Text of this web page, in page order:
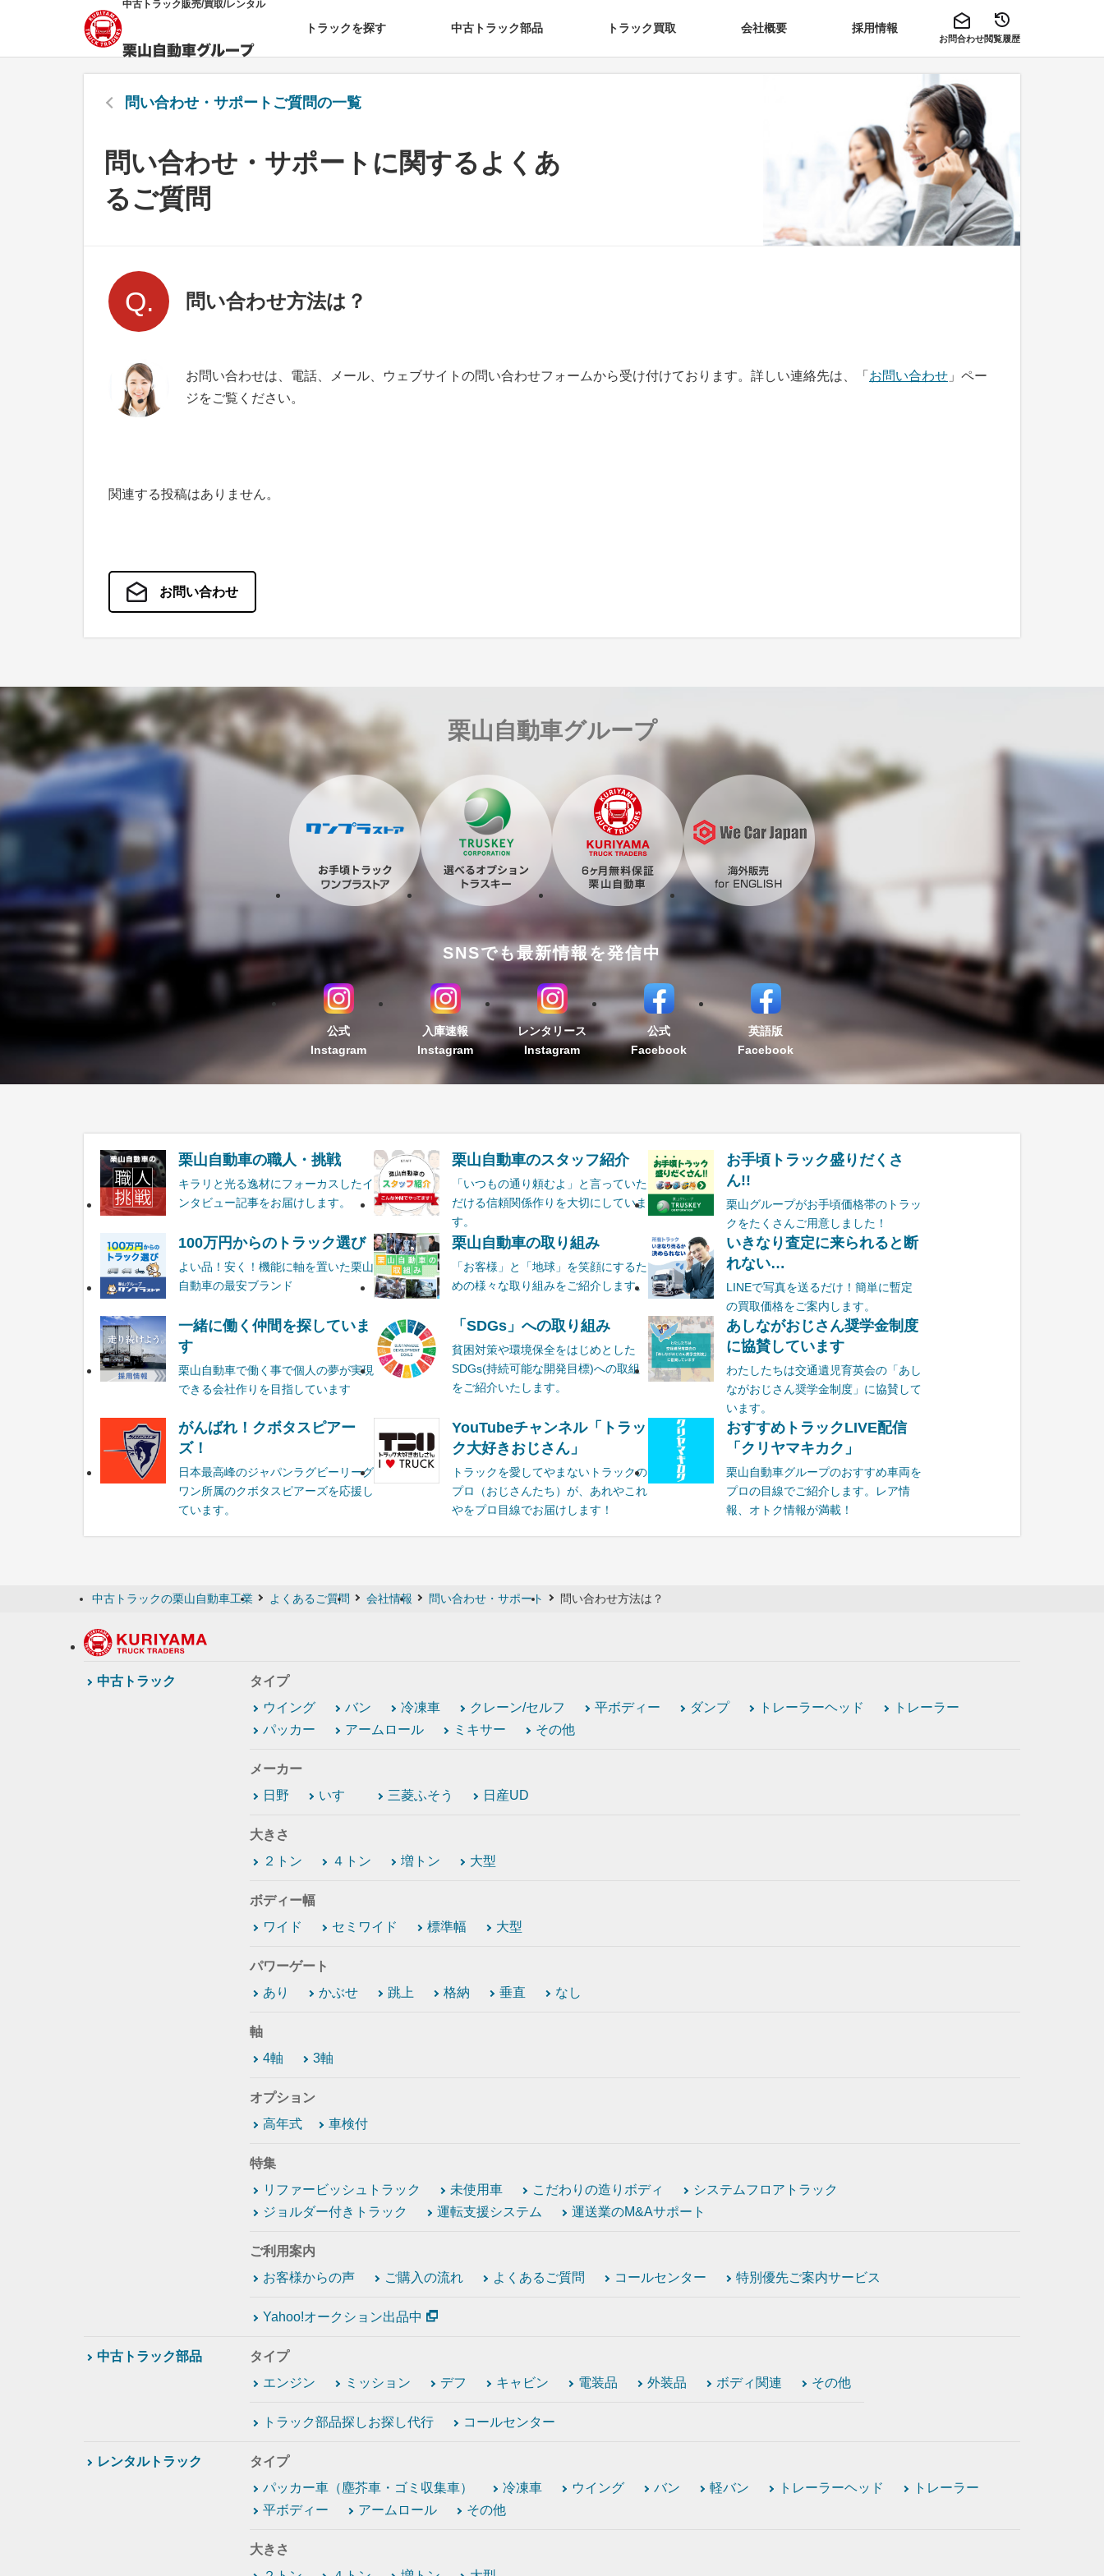
中古トラック販売/買取/レンタル
トラックを探す 中古トラック部品 トラック買取 会社概要 採用情報
お問合わせ閲覧履歴
問い合わせ・サポート ご質問の一覧
問い合わせ・サポートに関するよくあ
るご質問
問い合わせ方法は？
お問い合わせは、電話、メール、ウェブサイトの問い合わせフォームから受け付けております。詳しい連絡先は、「 お問い合わせ 」ペー
ジをご覧ください。
関連する投稿はありません。
お問い合わせ
栗山自動車グループ
SNSでも最新情報を発信中
公式
Instagram
入庫速報
Instagram
レンタリース
Instagram
公式
Facebook
英語版
Facebook
栗山自動車の職人・挑戦
キラリと光る逸材にフォーカスしたイ
ンタビュー記事をお届けします。
栗山自動車のスタッフ紹介
「いつもの通り頼むよ」と言っていた
だける信頼関係作りを大切にしていま
す。
お手頃トラック盛りだくさ
ん!!
栗山グループがお手頃価格帯のトラッ
クをたくさんご用意しました！
100万円からのトラック選び
よい品！安く！機能に軸を置いた栗山
自動車の最安ブランド
栗山自動車の取り組み
「お客様」と「地球」を笑顔にするた
めの様々な取り組みをご紹介します。
いきなり査定に来られると断
れない…
LINEで写真を送るだけ！簡単に暫定
の買取価格をご案内します。
一緒に働く仲間を探していま
す
栗山自動車で働く事で個人の夢が実現
できる会社作りを目指しています
「SDGs」への取り組み
貧困対策や環境保全をはじめとした
SDGs(持続可能な開発目標)への取組
をご紹介いたします。
あしながおじさん奨学金制度
に協賛しています
わたしたちは交通遺児育英会の「あし
ながおじさん奨学金制度」に協賛して
います。
がんばれ！クボタスピアー
ズ！
日本最高峰のジャパンラグビーリーグ
ワン所属のクボタスピアーズを応援し
ています。
YouTubeチャンネル「トラッ
ク大好きおじさん」
トラックを愛してやまないトラックの
プロ（おじさんたち）が、あれやこれ
やをプロ目線でお届けします！
おすすめトラックLIVE配信
「クリヤマキカク」
栗山自動車グループのおすすめ車両を
プロの目線でご紹介します。レア情
報、オトク情報が満載！
中古トラックの栗山自動車工業 よくあるご質問 会社情報 問い合わせ・サポート 問い合わせ方法は？
中古トラック
タイプ
ウイング
バン 冷凍車 クレーン/セルフ 平ボディー ダンプ トレーラーヘッド
トレーラー
パッカー
アームロール ミキサー その他
メーカー
日野
いすゞ 三菱ふそう 日産UD
大きさ
２トン
４トン 増トン 大型
ボディー幅
ワイド
セミワイド 標準幅 大型
パワーゲート
あり
かぶせ 跳上 格納 垂直 なし
軸
4軸
3軸
オプション
高年式
車検付
特集
リファービッシュトラック
未使用車 こだわりの造りボディ
システムフロアトラック
ジョルダー付きトラック
運転支援システム 運送業のM&Aサポート
ご利用案内
お客様からの声
ご購入の流れ よくあるご質問 コールセンター 特別優先ご案内サービス
Yahoo!オークション出品中
中古トラック部品
タイプ
エンジン
ミッション デフ キャビン 電装品 外装品 ボディ関連 その他
トラック部品探しお探し代行 コールセンター
レンタルトラック
タイプ
パッカー車（塵芥車・ゴミ収集車）
冷凍車 ウイング バン 軽バン トレーラーヘッド
トレーラー
平ボディー
アームロール その他
大きさ